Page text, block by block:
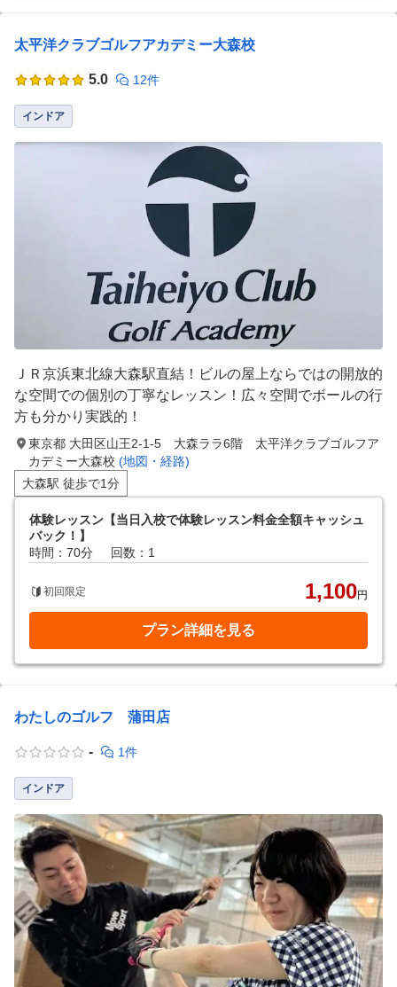
太平洋クラブゴルフアカデミー大森校
5.0 12件
インドア
ＪＲ京浜東北線大森駅直結！ビルの屋上ならではの開放的
な空間での個別の丁寧なレッスン！広々空間でボールの行
方も分かり実践的！
東京都 大田区山王2-1-5 大森ララ6階 太平洋クラブゴルフア
カデミー大森校 (地図・経路)
大森駅 徒歩で1分
体験レッスン【当日入校で体験レッスン料金全額キャッシュ
バック！】
時間：70分
回数：1
初回限定 1,100円
プラン詳細を見る
わたしのゴルフ 蒲田店
- 1件
インドア